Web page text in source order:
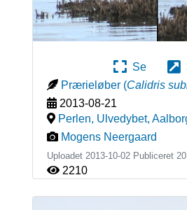
Se
Prærieløber (Calidris
2013-08-21
Perlen, Ulvedybet,
Mogens Neergaard
Uploadet 2013-10-02 Publiceret
2210